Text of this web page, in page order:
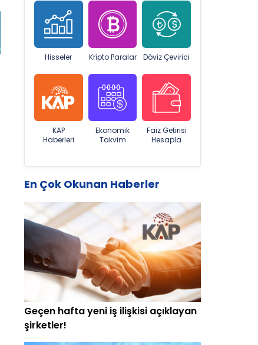
Hisseler Kripto Paralar Döviz Çevirici
KAP
Haberleri
Ekonomik
Takvim
Faiz Getirisi
Hesapla
En Çok Okunan Haberler
Geçen hafta yeni iş ilişkisi açıklayan
şirketler!